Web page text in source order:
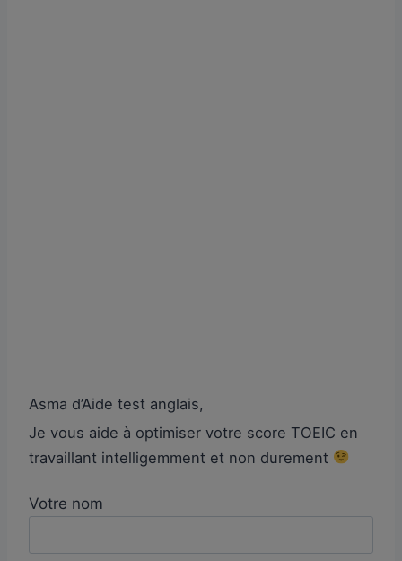
Asma d’Aide test anglais,
Je vous aide à optimiser votre score TOEIC en
travaillant intelligemment et non durement
Votre nom